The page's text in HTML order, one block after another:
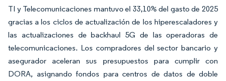
TI y Telecomunicaciones mantuvo el 33,10% del gasto de 2025
gracias a los ciclos de actualización de los hiperescaladores y
las actualizaciones de backhaul 5G de las operadoras de
telecomunicaciones. Los compradores del sector bancario y
asegurador aceleran sus presupuestos para cumplir con
DORA, asignando fondos para centros de datos de doble